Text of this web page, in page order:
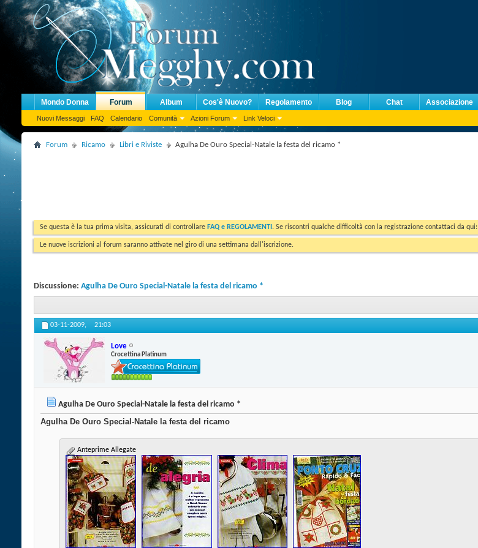
Mondo Donna Forum
Nuovi Messaggi FAQ Calendario Comunità Azioni Forum Link Veloci
Album Cos'è Nuovo? Regolamento Blog Chat Associazione
Forum Ricamo Libri e Riviste Agulha De Ouro Special-Natale la festa del ricamo *
Se questa è la tua prima visita, assicurati di controllare FAQ e REGOLAMENTI . Se riscontri qualche difficoltà con la registrazione contattaci da qui:
Le nuove iscrizioni al forum saranno attivate nel giro di una settimana dall'iscrizione.
Discussione: Agulha De Ouro Special-Natale la festa del ricamo *
03-11-2009, 21:03
Love
Crocettina Platinum
Agulha De Ouro Special-Natale la festa del ricamo *
Agulha De Ouro Special-Natale la festa del ricamo
Anteprime Allegate